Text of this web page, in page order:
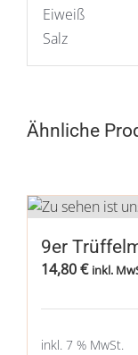
Eiweiß
Salz
Ähnliche
9er
14,80€ inkl.
inkl. 7 % MwSt.